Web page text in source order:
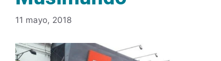
11 mayo, 2018